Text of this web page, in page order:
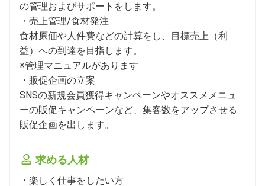
の管理およびサポートをします。
・売上管理/食材発注
食材原価や人件費などの計算をし、目標売上（利
益）への到達を目指します。
※管理マニュアルがあります
・販促企画の立案
SNSの新規会員獲得キャンペーンやオススメメニュ
ーの販促キャンペーンなど、集客数をアップさせる
販促企画を出します。
求める人材
・楽しく仕事をしたい方